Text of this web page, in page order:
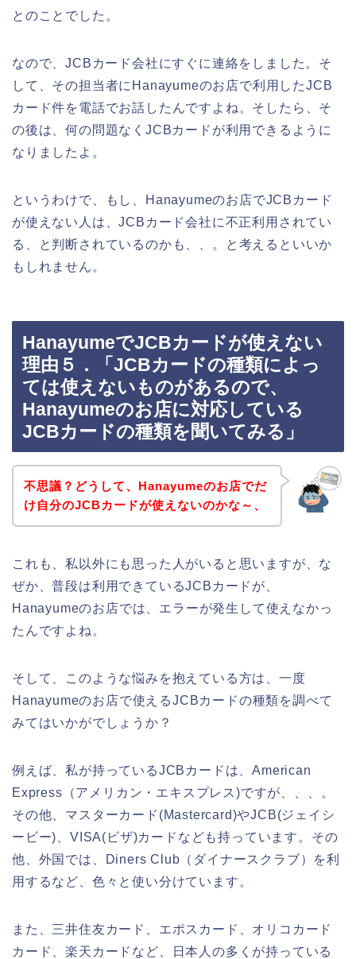
とのことでした。
なので、JCBカード会社にすぐに連絡をしました。そ
して、その担当者にHanayumeのお店で利用したJCB
カード件を電話でお話したんですよね。そしたら、そ
の後は、何の問題なくJCBカードが利用できるように
なりましたよ。
というわけで、もし、Hanayumeのお店でJCBカード
が使えない人は、JCBカード会社に不正利用されてい
る、と判断されているのかも、、。と考えるといいか
もしれません。
HanayumeでJCBカードが使えない
理由５．「JCBカードの種類によっ
ては使えないものがあるので、
Hanayumeのお店に対応している
JCBカードの種類を聞いてみる」
不思議？どうして、Hanayumeのお店でだ
け自分のJCBカードが使えないのかな～、
これも、私以外にも思った人がいると思いますが、な
ぜか、普段は利用できているJCBカードが、
Hanayumeのお店では、エラーが発生して使えなかっ
たんですよね。
そして、このような悩みを抱えている方は、一度
Hanayumeのお店で使えるJCBカードの種類を調べて
みてはいかがでしょうか？
例えば、私が持っているJCBカードは、American
Express（アメリカン・エキスプレス)ですが、、、。
その他、マスターカード(Mastercard)やJCB(ジェイシ
ービー)、VISA(ビザ)カードなども持っています。その
他、外国では、Diners Club（ダイナースクラブ）を利
用するなど、色々と使い分けています。
また、三井住友カード、エポスカード、オリコカード
カード、楽天カードなど、日本人の多くが持っている